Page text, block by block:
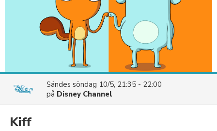
Sändes söndag 10/5, 21:35 - 22:00
på Disney Channel
Kiff